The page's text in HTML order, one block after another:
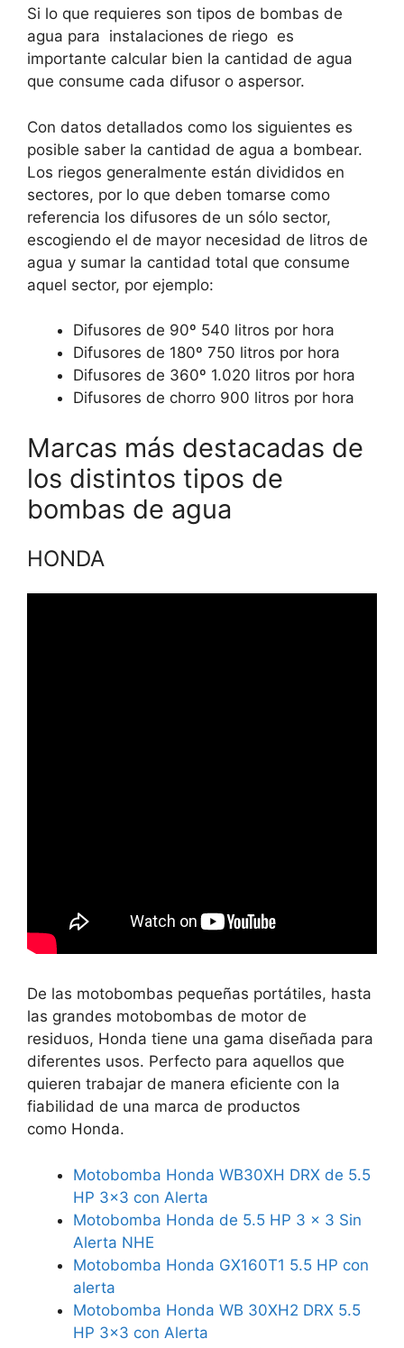
Si lo que requieres son tipos de bombas de
agua para instalaciones de riego es
importante calcular bien la cantidad de agua
que consume cada difusor o aspersor.
Con datos detallados como los siguientes es
posible saber la cantidad de agua a bombear.
Los riegos generalmente están divididos en
sectores, por lo que deben tomarse como
referencia los difusores de un sólo sector,
escogiendo el de mayor necesidad de litros de
agua y sumar la cantidad total que consume
aquel sector, por ejemplo:
Difusores de 90º 540 litros por hora
Difusores de 180º 750 litros por hora
Difusores de 360º 1.020 litros por hora
Difusores de chorro 900 litros por hora
Marcas más destacadas de
los distintos tipos de
bombas de agua
HONDA
De las motobombas pequeñas portátiles, hasta
las grandes motobombas de motor de
residuos, Honda tiene una gama diseñada para
diferentes usos. Perfecto para aquellos que
quieren trabajar de manera eficiente con la
fiabilidad de una marca de productos
como Honda.
Motobomba Honda WB30XH DRX de 5.5
HP 3×3 con Alerta
Motobomba Honda de 5.5 HP 3 x 3 Sin
Alerta NHE
Motobomba Honda GX160T1 5.5 HP con
alerta
Motobomba Honda WB 30XH2 DRX 5.5
HP 3×3 con Alerta